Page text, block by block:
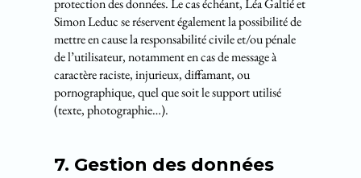
protection des données. Le cas échéant, Léa Galtié et
Simon Leduc se réservent également la possibilité de
mettre en cause la responsabilité civile et/ou pénale
de l’utilisateur, notamment en cas de message à
caractère raciste, injurieux, diffamant, ou
pornographique, quel que soit le support utilisé
(texte, photographie…).
7. Gestion des données